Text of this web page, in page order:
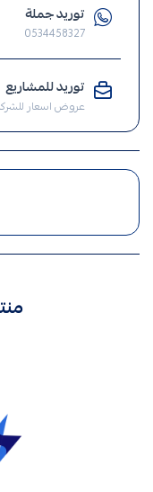
انارة
الإنارة
اناره
كشاف
شوارع
توريد جملة
0534458327
توريد للمشاريع
عروض اسعار